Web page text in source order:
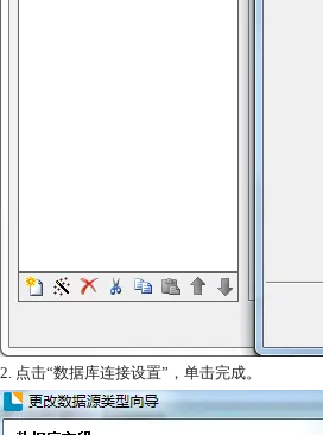
2. 点击“数据库连接设置”，单击完成。